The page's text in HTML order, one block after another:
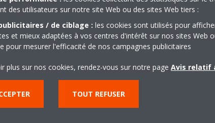
boutons « Setup » (Configuration) et « Mode » jusqu’à ce
« Setup » (Configuration) : tous les voyants DEL
Power » (Alimentation) soit allumé en continu. La
cette fonction
des utilisateurs sur notre site Web ou des sites Web tiers :
/ de ciblage : les cookies sont utilisés pour
et mieux adaptées à vos centres d'intérêt sur nos sites Web
pour mesurer l'efficacité de nos campagnes publicitaires
plus sur nos cookies, rendez-vous sur notre page Avis relatif
TOUT REFUSER